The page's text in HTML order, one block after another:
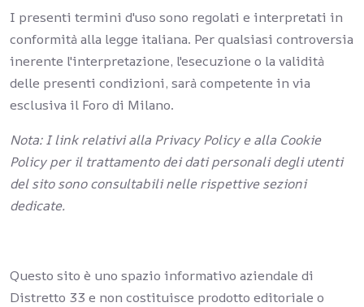
I presenti termini d'uso sono regolati e interpretati in
conformità alla legge italiana. Per qualsiasi controversia
inerente l'interpretazione, l'esecuzione o la validità
delle presenti condizioni, sarà competente in via
esclusiva il Foro di Milano.
Nota: I link relativi alla Privacy Policy e alla Cookie
Policy per il trattamento dei dati personali degli utenti
del sito sono consultabili nelle rispettive sezioni
dedicate.
Questo sito è uno spazio informativo aziendale di
Distretto 33 e non costituisce prodotto editoriale o